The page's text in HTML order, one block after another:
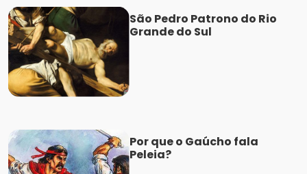
São Pedro Patrono do Rio
Grande do Sul
Por que o Gaúcho fala
Peleia?